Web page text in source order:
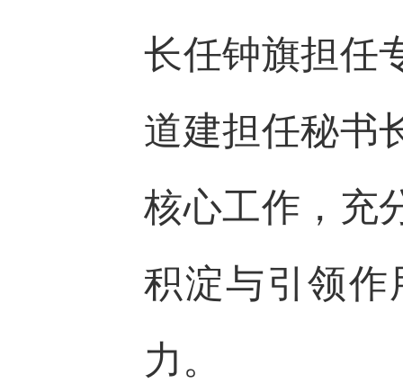
长任钟旗担任
道建担任秘书
核心工作，充
积淀与引领作
力。